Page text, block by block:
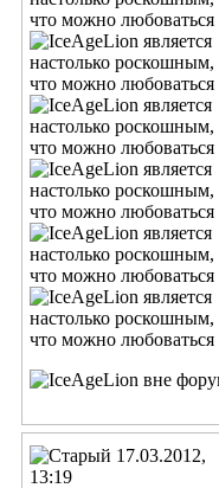
17.03.2012,
13:19